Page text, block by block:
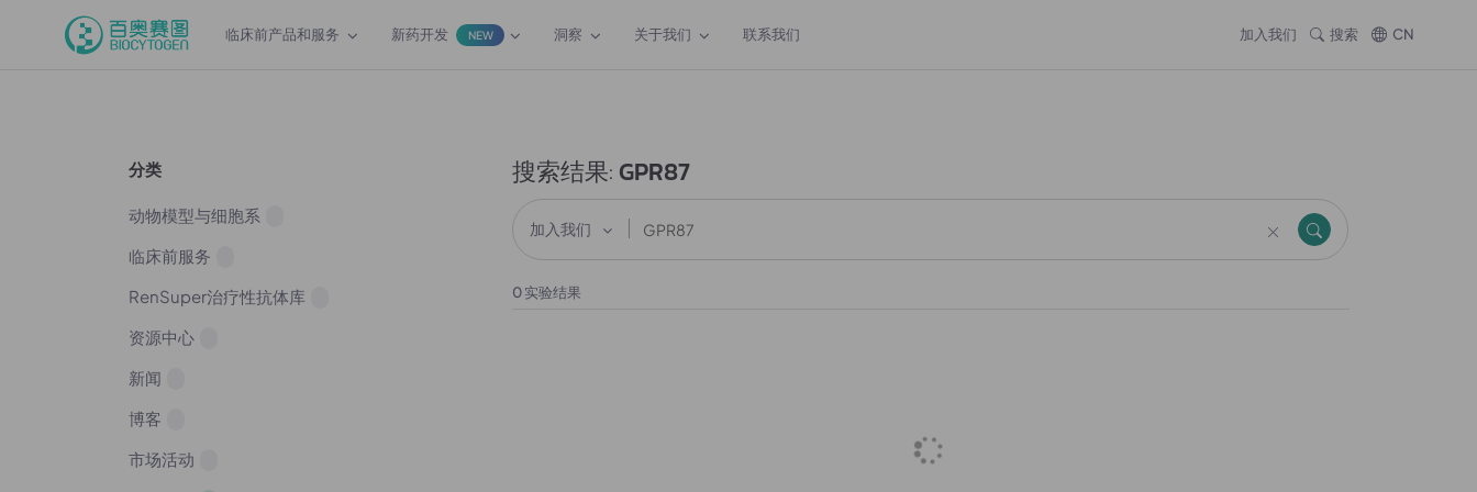
临床前产品和服务 新药开发 NEW 洞察 关于我们 联系我们 加入我们 搜索 CN
分类
动物模型与细胞系
临床前服务
RenSuper治疗性抗体库
资源中心
新闻
博客
市场活动
搜索结果: GPR87
加入我们
0实验结果